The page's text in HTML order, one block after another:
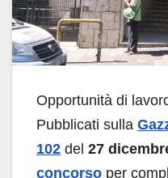
Opportunità di
Pubblicati sulla
102 del 27
concorso per